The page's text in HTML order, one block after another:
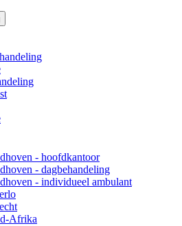
- hoofdkantoor
- dagbehandeling
- individueel ambulant
Afrika